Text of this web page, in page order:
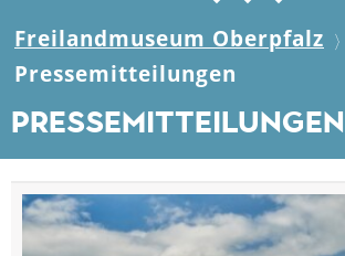
Freilandmuseum Oberpfalz
Pressemitteilungen
Pressemitteilungen